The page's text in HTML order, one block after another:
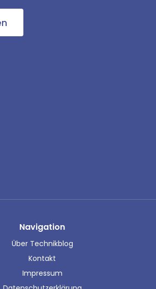
Navigation
Über Technikblog
Kontakt
Impressum